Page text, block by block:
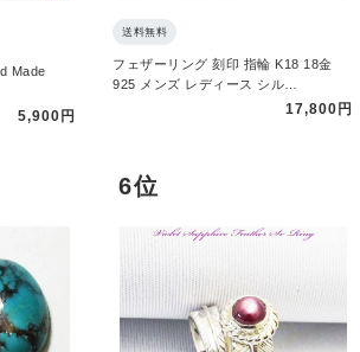
Made
5,900円
送料無料
フェザーリング 刻印 指輪 K18 18金
925 メンズ レディース シル…
17,800円
6 位